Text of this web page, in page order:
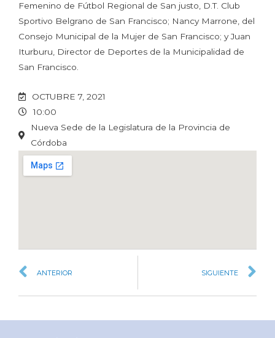
Femenino de Fútbol Regional de San justo, D.T. Club
Sportivo Belgrano de San Francisco; Nancy Marrone, del
Consejo Municipal de la Mujer de San Francisco; y Juan
Iturburu, Director de Deportes de la Municipalidad de
San Francisco.
OCTUBRE 7, 2021
10:00
Nueva Sede de la Legislatura de la Provincia de
Córdoba
ANTERIOR SIGUIENTE